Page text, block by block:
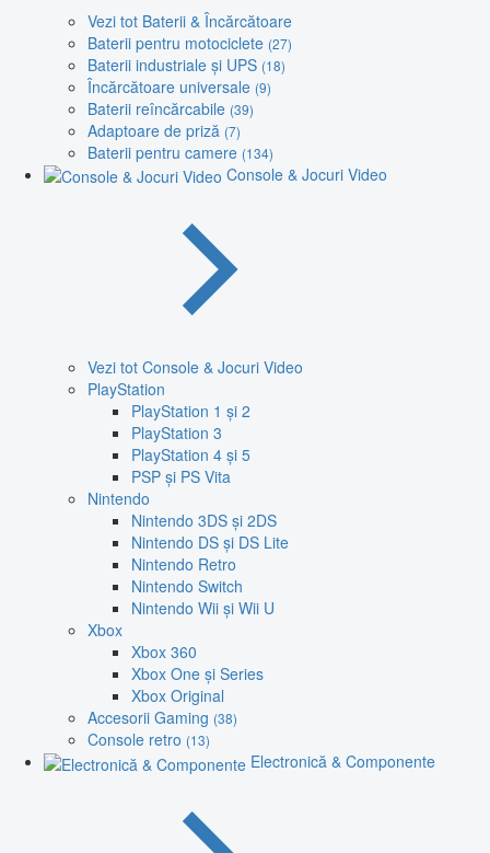
Vezi tot Baterii & Încărcătoare
Baterii pentru motociclete (27)
Baterii industriale și UPS (18)
Încărcătoare universale (9)
Baterii reîncărcabile (39)
Adaptoare de priză (7)
Baterii pentru camere (134)
Console & Jocuri Video
Vezi tot Console & Jocuri Video
PlayStation
PlayStation 1 și 2
PlayStation 3
PlayStation 4 și 5
PSP și PS Vita
Nintendo
Nintendo 3DS și 2DS
Nintendo DS și DS Lite
Nintendo Retro
Nintendo Switch
Nintendo Wii și Wii U
Xbox
Xbox 360
Xbox One și Series
Xbox Original
Accesorii Gaming (38)
Console retro (13)
Electronică & Componente